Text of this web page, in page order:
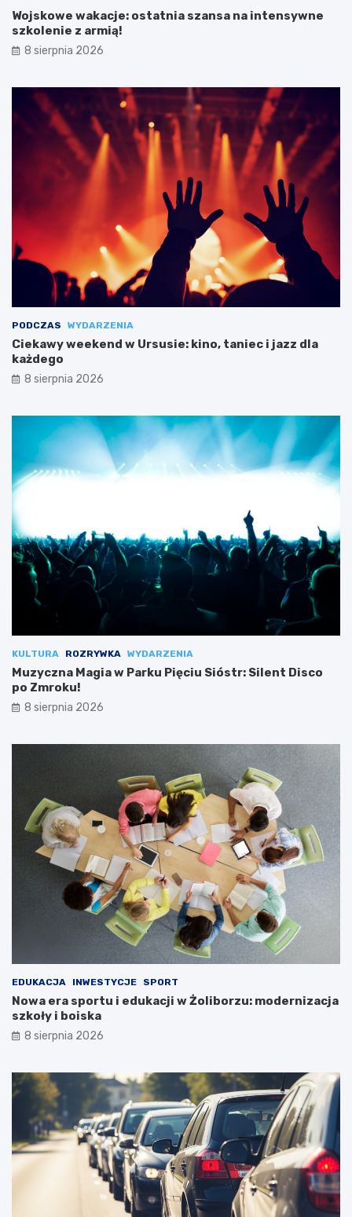
Wojskowe wakacje: ostatnia szansa na intensywne
szkolenie z armią!
8 sierpnia 2026
PODCZAS WYDARZENIA
Ciekawy weekend w Ursusie: kino, taniec i jazz dla
każdego
8 sierpnia 2026
KULTURA ROZRYWKA WYDARZENIA
Muzyczna Magia w Parku Pięciu Sióstr: Silent Disco
po Zmroku!
8 sierpnia 2026
EDUKACJA INWESTYCJE SPORT
Nowa era sportu i edukacji w Żoliborzu: modernizacja
szkoły i boiska
8 sierpnia 2026